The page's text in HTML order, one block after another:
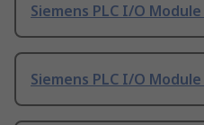
Siemens PLC I/O
Siemens PLC I/O